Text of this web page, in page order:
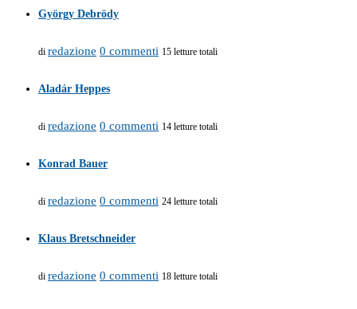
György Debrödy
di redazione 0 commenti 15 letture totali
Aladár Heppes
di redazione 0 commenti 14 letture totali
Konrad Bauer
di redazione 0 commenti 24 letture totali
Klaus Bretschneider
di redazione 0 commenti 18 letture totali